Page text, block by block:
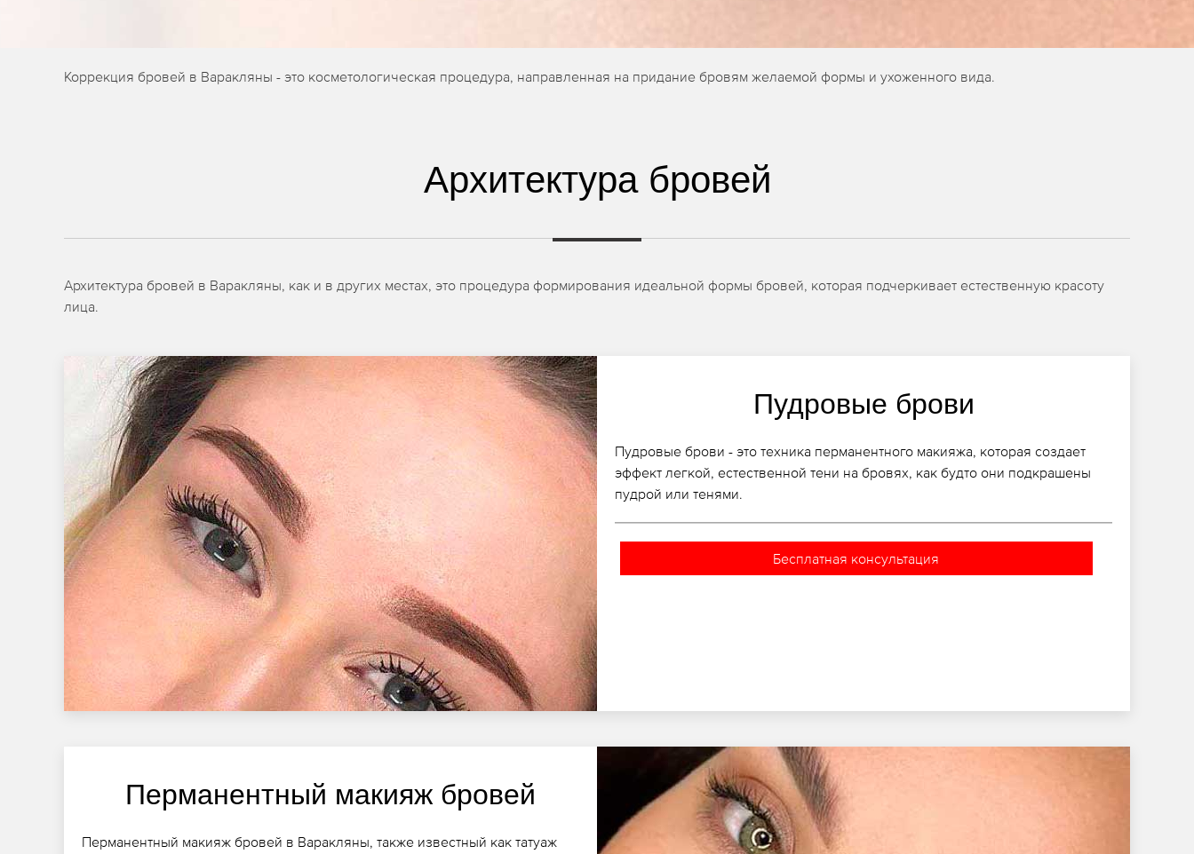
Коррекция бровей в Варакляны - это косметологическая процедура, направленная на придание бровям желаемой формы и ухоженного вида.
Архитектура бровей
Архитектура бровей в Варакляны, как и в других местах, это процедура формирования идеальной формы бровей, которая подчеркивает естественную красоту
лица.
Пудровые брови
Пудровые брови - это техника перманентного макияжа, которая создает
эффект легкой, естественной тени на бровях, как будто они подкрашены
пудрой или тенями.
Бесплатная консультация
Перманентный макияж бровей
Перманентный макияж бровей в Варакляны, также известный как татуаж